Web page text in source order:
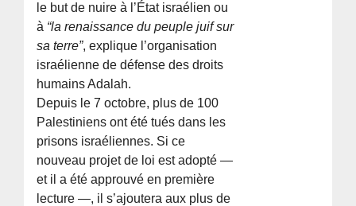
le but de nuire à l’État israélien ou
à “la renaissance du peuple juif sur
sa terre”, explique l’organisation
israélienne de défense des droits
humains Adalah.
Depuis le 7 octobre, plus de 100
Palestiniens ont été tués dans les
prisons israéliennes. Si ce
nouveau projet de loi est adopté —
et il a été approuvé en première
lecture —, il s’ajoutera aux plus de